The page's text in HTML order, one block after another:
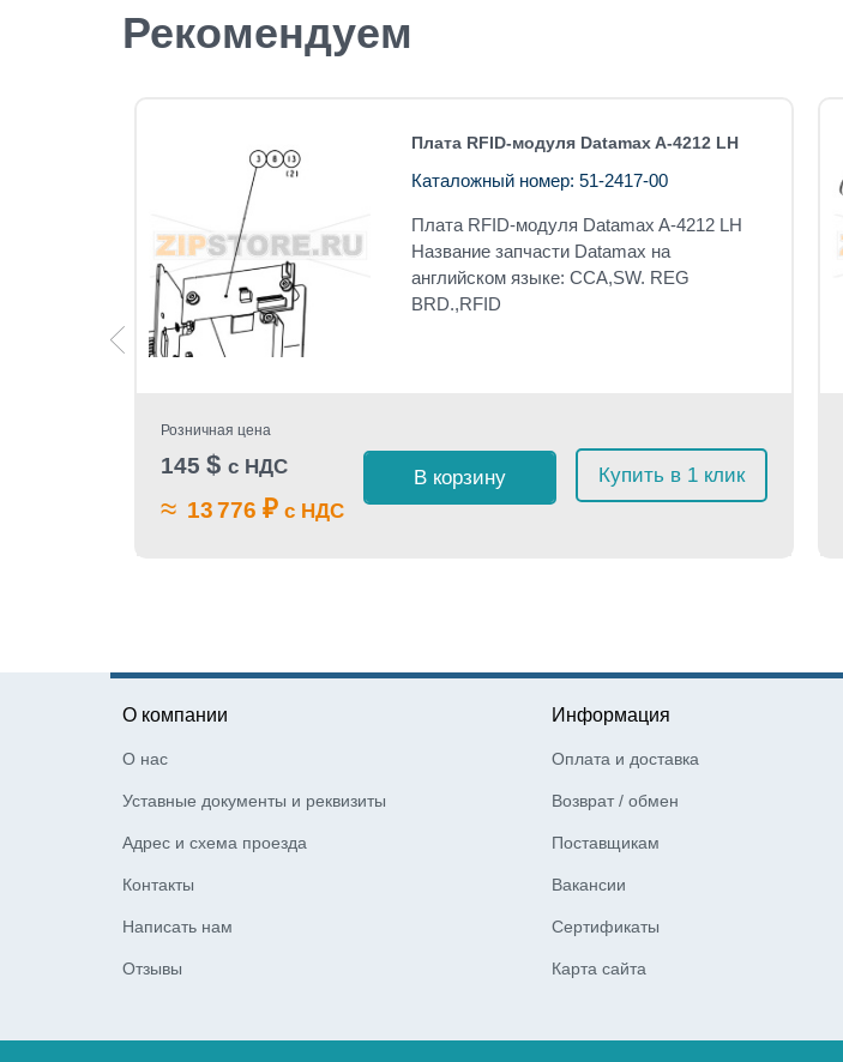
Рекомендуем
Плата RFID-модуля Datamax A-4212 LH
Каталожный номер: 51-2417-00
Плата RFID-модуля Datamax A-4212 LH
Название запчасти Datamax на
английском языке: CCA,SW. REG
BRD.,RFID
Розничная цена
145 $ с НДС
≈ 13 776 ₽ с НДС
В корзину Купить в 1 клик
О компании
О нас
Уставные документы и реквизиты
Адрес и схема проезда
Контакты
Написать нам
Отзывы
Информация
Оплата и доставка
Возврат / обмен
Поставщикам
Вакансии
Сертификаты
Карта сайта